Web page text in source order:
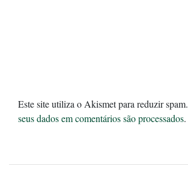
Este site utiliza o Akismet para reduzir spam.
seus dados em comentários são processados.